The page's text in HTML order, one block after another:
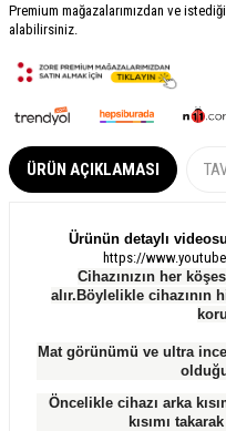
Premium mağazalarımızdan ve
alabilirsiniz.
ÜRÜN AÇIKLAMASI
Ürünün detaylı
https://
Cihazınızın her
alır.Böylelikle cihazının
Mat görünümü ve ultra
Öncelikle cihazı arka
kısımı